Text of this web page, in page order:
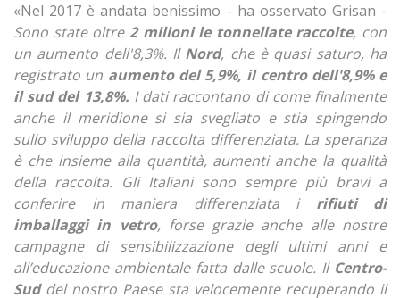
«Nel 2017 è andata benissimo - ha osservato Grisan -
Sono state oltre2 milioni le tonnellate raccolte, con
un aumento dell'8,3%. Il Nord, che è quasi saturo, ha
registrato un aumento del 5,9%, il centro dell'8,9% e
il sud del 13,8%. I dati raccontano di come finalmente
anche il meridione si sia svegliato e stia spingendo
sullo sviluppo della raccolta differenziata. La speranza
è che insieme alla quantità, aumenti anche la qualità
della raccolta. Gli Italiani sono sempre più bravi a
conferire in maniera differenziata irifiuti di
imballaggi in vetro, forse grazie anche alle nostre
campagne di sensibilizzazione degli ultimi anni e
all’educazione ambientale fatta dalle scuole. Il Centro-
Suddel nostro Paese sta velocemente recuperando il